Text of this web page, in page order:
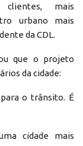
clientes, mais
urbano mais
da CDL.
que o projeto
da cidade:
o trânsito. É
cidade mais